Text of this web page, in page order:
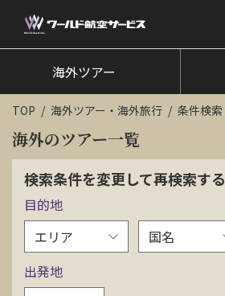
海外ツアー
国内ツアー
クルーズツアー
ツアー催行状況
旅のひろば
イベント
新着情報
海外ツアー
TOP 海外ツアー・海外旅行 条件検索
海外のツアー一覧
検索条件を変更して再検索する
目的地
出発地